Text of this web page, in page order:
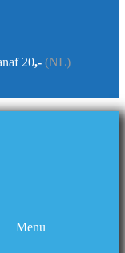
20,- (NL)
Menu